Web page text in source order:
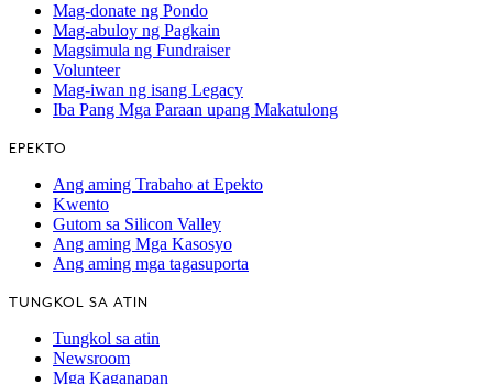
Mag-donate ng Pondo
Mag-abuloy ng Pagkain
Magsimula ng Fundraiser
Volunteer
Mag-iwan ng isang Legacy
Iba Pang Mga Paraan upang Makatulong
EPEKTO
Ang aming Trabaho at Epekto
Kwento
Gutom sa Silicon Valley
Ang aming Mga Kasosyo
Ang aming mga tagasuporta
TUNGKOL SA ATIN
Tungkol sa atin
Newsroom
Mga Kaganapan